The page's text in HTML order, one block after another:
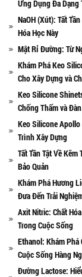
Ứng Dụng Đa Dạng
NaOH (Xút): Tất
Hóa Học Này
Mật Rỉ Đường: Từ
Khám Phá Keo
Cho Xây Dựng và
Keo Silicone
Chống Thấm và
Keo Silicone Apollo
Trình Xây Dựng
Tất Tần Tật Về
Bảo Quản
Khám Phá Hương
Đưa Đến Trải
Axit Nitric: Chất
Trong Cuộc Sống
Ethanol: Khám Phá
Cuộc Sống Hàng
Đường Lactose: